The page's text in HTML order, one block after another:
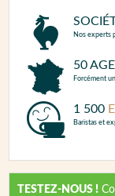
Nos experts
50
Forcément
1 500
Baristas et
TESTEZ-NOUS !